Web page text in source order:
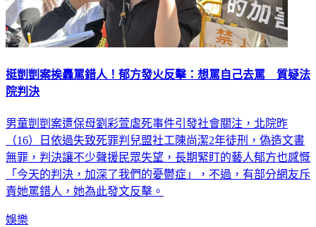
挺剴剴案挨轟罵錯人！郁方發火反擊：想罵自己去罵 質疑法
院判決
男童剴剴案遭保母劉彩萱虐死事件引發社會關注，北院昨
（16）日依過失致死罪判兒盟社工陳尚潔2年徒刑，偽造文書
無罪，判決讓不少聲援民眾失望，長期緊盯的藝人郁方也感慨
「今天的判決，加深了我們的憂鬱症」，不過，有部分網友斥
責她罵錯人，她為此發文反擊。
娛樂